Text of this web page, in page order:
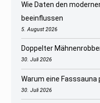
Wie Daten den
beeinflussen
5. August 2026
Doppelter
30. Juli 2026
Warum eine
30. Juli 2026